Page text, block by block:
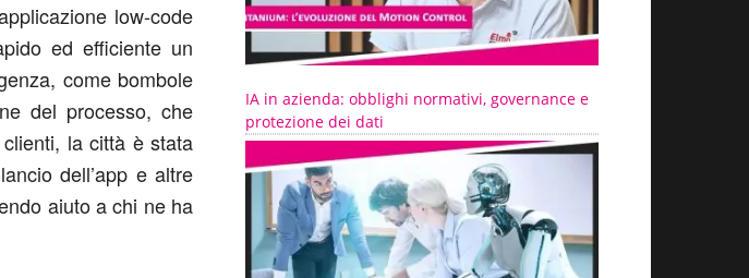
low-code
ed efficiente un
come bombole
del processo, che
la città è stata
dell’app e altre
aiuto a chi ne ha
IA in azienda: obblighi normativi, governance e
protezione dei dati